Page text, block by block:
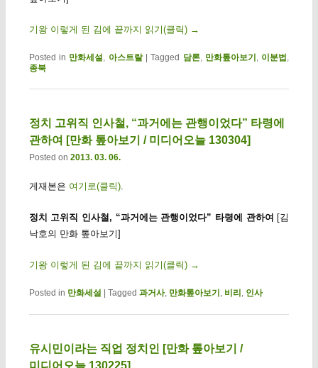
기왕 이렇게 된 김에 끝까지 읽기(클릭) →
Posted in 만화세설, 아스트랄 |Tagged 담론, 만화톺아보기 , 이분법 ,
종북
정치 고위직 인사철, “과거에는 관행이었다” 타령에
관하여 [만화 톺아보기 / 미디어오늘 130304]
Posted on 2013. 03. 06.
게재본은 여기로(클릭).
정치 고위직 인사철, “과거에는 관행이었다” 타령에 관하여 [김
낙호의 만화 톺아보기]
기왕 이렇게 된 김에 끝까지 읽기(클릭) →
Posted in 만화세설 Tagged 과거사, 만화톺아보기 , 비리 , 인사
유시민이라는 직업 정치인 [만화 톺아보기 /
미디어오늘 130225]